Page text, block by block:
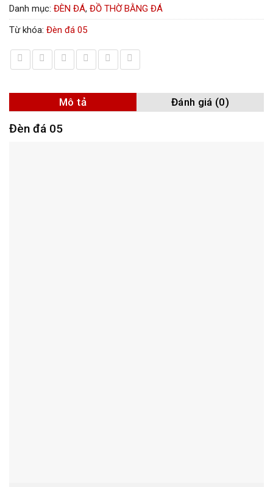
Danh mục: ĐÈN ĐÁ, ĐỒ THỜ BẰNG ĐÁ
Từ khóa: Đèn đá 05
Mô tả Đánh giá (0)
Đèn đá 05